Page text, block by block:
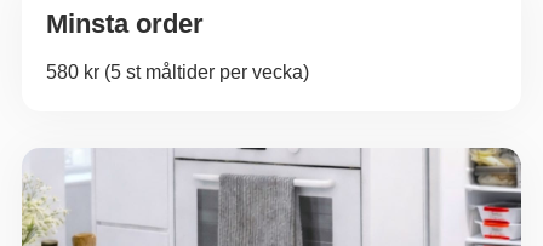
Minsta order
580 kr (5 st måltider per vecka)